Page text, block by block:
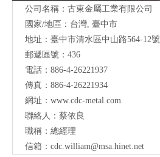
公司名稱：古東金屬工業有限公司
國家/地區：台灣, 臺中市
地址：臺中市清水區中山路564-12號
郵遞區號：436
電話：886-4-26221937
傳真：886-4-26221934
網址： www.cdc-metal.com
聯絡人：蔡依良
職稱：總經理
信箱： cdc.william@msa.hinet.net